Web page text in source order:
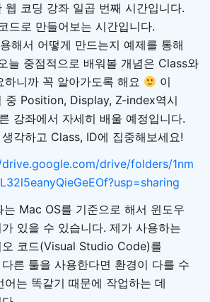
웹 코딩 강좌 일곱 번째 시간입니다.
드로 만들어보는 시간입니다.
해서 어떻게 만드는지 예제를 통해
늘 중점적으로 배워볼 개념은 Class와
하니까 꼭 알아가도록 해요
이
중 Position, Display, Z-index역시
강좌에서 자세히 배울 예정입니다.
각하고 Class, ID에 집중해보세요!
drive/folders/1nm
Mac OS를 기준으로 해서 윈도우
있을 수 있습니다. 제가 사용하는
오 코드(Visual Studio Code)를
른 툴을 사용한다면 환경이 다를 수
어는 똑같기 때문에 작업하는 데